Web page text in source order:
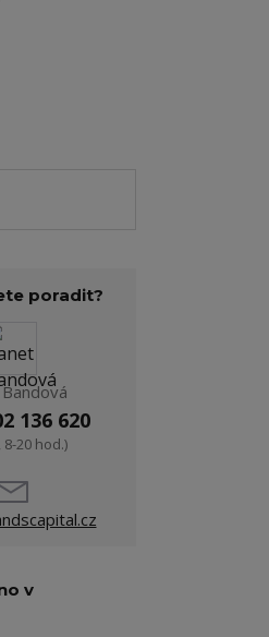
poradit?
136 620
8-20 hod.)
v